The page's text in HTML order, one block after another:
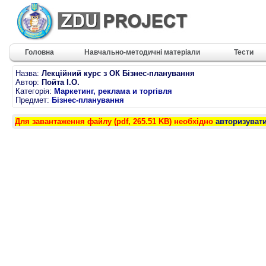
Головна Навчально-методичні матеріали Тести
Назва: Лекційний курс з ОК Бізнес-планування
Автор: Пойта І.О.
Категорія: Маркетинг, реклама и торгівля
Предмет: Бізнес-планування
Для завантаження файлу (pdf, 265.51 KB) необхідно